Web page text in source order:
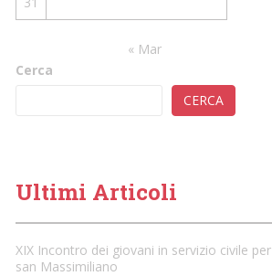
« Mar
Cerca
CERCA
Ultimi Articoli
XIX Incontro dei giovani in servizio civile per
san Massimiliano